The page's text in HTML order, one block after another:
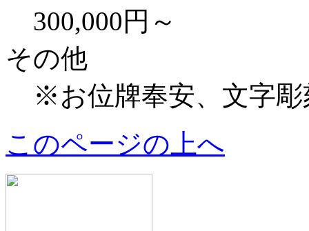
300,000円～
その他
※お位牌奉安、文字
このページの上へ